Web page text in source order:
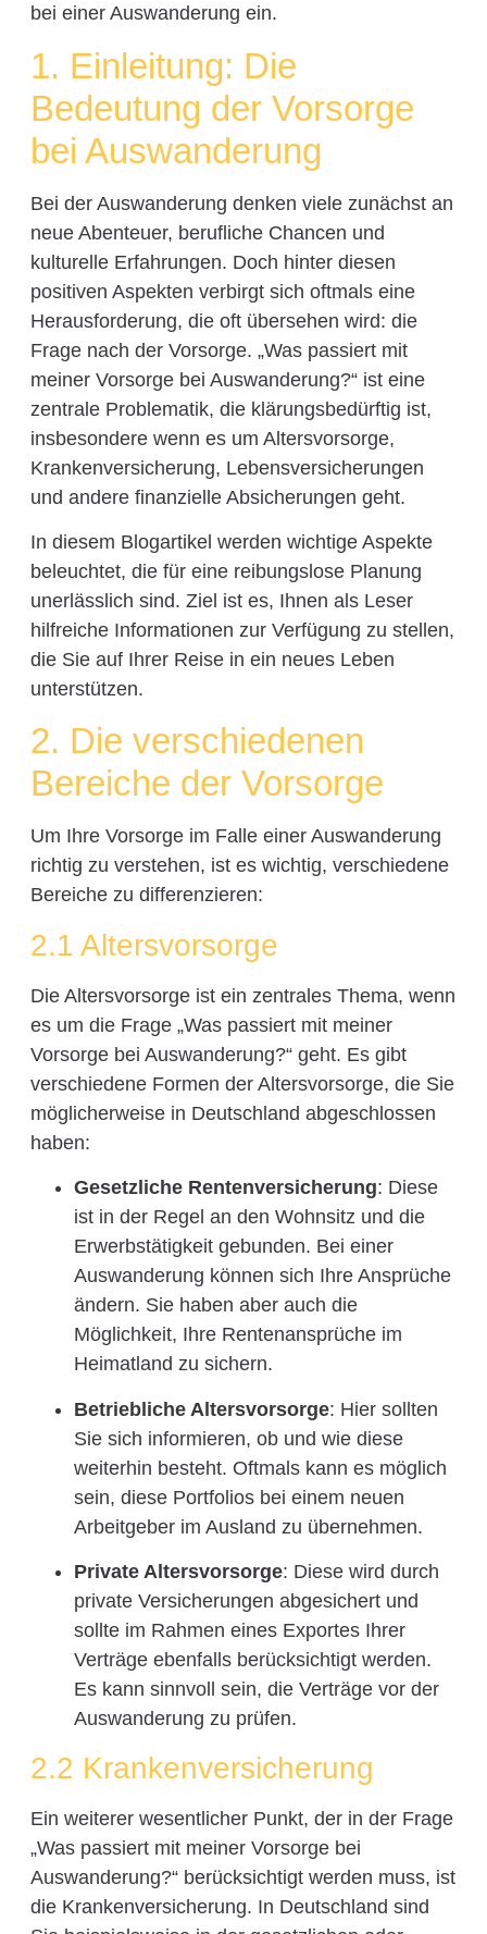
bei einer Auswanderung ein.
1. Einleitung: Die
Bedeutung der Vorsorge
bei Auswanderung
Bei der Auswanderung denken viele zunächst an
neue Abenteuer, berufliche Chancen und
kulturelle Erfahrungen. Doch hinter diesen
positiven Aspekten verbirgt sich oftmals eine
Herausforderung, die oft übersehen wird: die
Frage nach der Vorsorge. „Was passiert mit
meiner Vorsorge bei Auswanderung?“ ist eine
zentrale Problematik, die klärungsbedürftig ist,
insbesondere wenn es um Altersvorsorge,
Krankenversicherung, Lebensversicherungen
und andere finanzielle Absicherungen geht.
In diesem Blogartikel werden wichtige Aspekte
beleuchtet, die für eine reibungslose Planung
unerlässlich sind. Ziel ist es, Ihnen als Leser
hilfreiche Informationen zur Verfügung zu stellen,
die Sie auf Ihrer Reise in ein neues Leben
unterstützen.
2. Die verschiedenen
Bereiche der Vorsorge
Um Ihre Vorsorge im Falle einer Auswanderung
richtig zu verstehen, ist es wichtig, verschiedene
Bereiche zu differenzieren:
2.1 Altersvorsorge
Die Altersvorsorge ist ein zentrales Thema, wenn
es um die Frage „Was passiert mit meiner
Vorsorge bei Auswanderung?“ geht. Es gibt
verschiedene Formen der Altersvorsorge, die Sie
möglicherweise in Deutschland abgeschlossen
haben:
Gesetzliche Rentenversicherung: Diese
ist in der Regel an den Wohnsitz und die
Erwerbstätigkeit gebunden. Bei einer
Auswanderung können sich Ihre Ansprüche
ändern. Sie haben aber auch die
Möglichkeit, Ihre Rentenansprüche im
Heimatland zu sichern.
Betriebliche Altersvorsorge: Hier sollten
Sie sich informieren, ob und wie diese
weiterhin besteht. Oftmals kann es möglich
sein, diese Portfolios bei einem neuen
Arbeitgeber im Ausland zu übernehmen.
Private Altersvorsorge: Diese wird durch
private Versicherungen abgesichert und
sollte im Rahmen eines Exportes Ihrer
Verträge ebenfalls berücksichtigt werden.
Es kann sinnvoll sein, die Verträge vor der
Auswanderung zu prüfen.
2.2 Krankenversicherung
Ein weiterer wesentlicher Punkt, der in der Frage
„Was passiert mit meiner Vorsorge bei
Auswanderung?“ berücksichtigt werden muss, ist
die Krankenversicherung. In Deutschland sind